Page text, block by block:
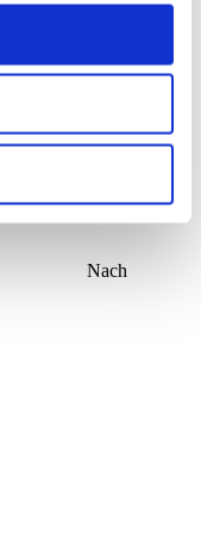
Nach